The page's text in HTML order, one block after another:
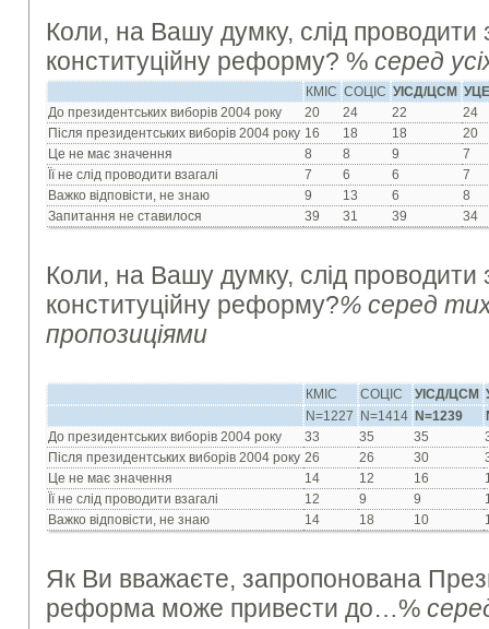
Коли, на Вашу думку, слід проводити
конституційну реформу? %серед
КМІС СОЦІС УІСД/ЦСМ
До президентських виборів 2004 року
20 24 22
24
Після президентських виборів 2004 року 16 18 18
20
Це не має значення
8 8 9
7
Її не слід проводити взагалі
7 6 6
7
Важко відповісти, не знаю
9 13 6
8
Запитання не ставилося
39 31 39 34
Коли, на Вашу думку, слід проводити
конституційну реформу?% серед
пропозиціями
КМІС СОЦІС УІСД/ЦСМ
N=1227
N=1414 N=1239
До президентських виборів 2004 року
33 35 35
Після президентських виборів 2004 року 26 26 30
Це не має значення
14 12 16
Її не слід проводити взагалі
12 9 9
Важко відповісти, не знаю
14 18 10
Як Ви вважаєте, запропонована
реформа може привести до…%